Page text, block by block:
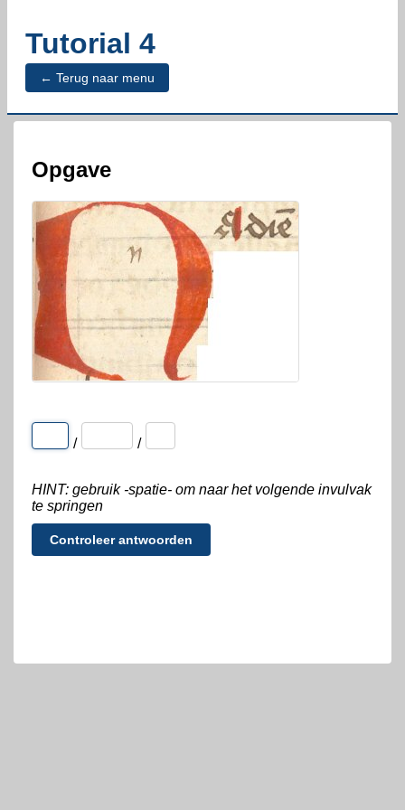
Tutorial 4
← Terug naar menu
Opgave
/ /
HINT: gebruik -spatie- om naar het volgende invulvak
te springen
Controleer antwoorden